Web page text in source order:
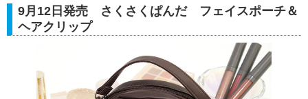
9月12日発売 さくさくぱんだ フェイスポーチ＆
ヘアクリップ